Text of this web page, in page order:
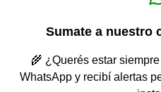
Sumate a nuestro
🌾 ¿Querés estar
WhatsApp y recibí alertas